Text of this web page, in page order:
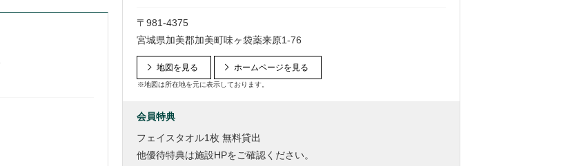
〒981-4375
宮城県加美郡加美町味ヶ袋薬来原1-76
地図を見る
※地図は所在地を元に表示しております。
ホームページを見る
会員特典
フェイスタオル1枚 無料貸出
他優待特典は施設HPをご確認ください。